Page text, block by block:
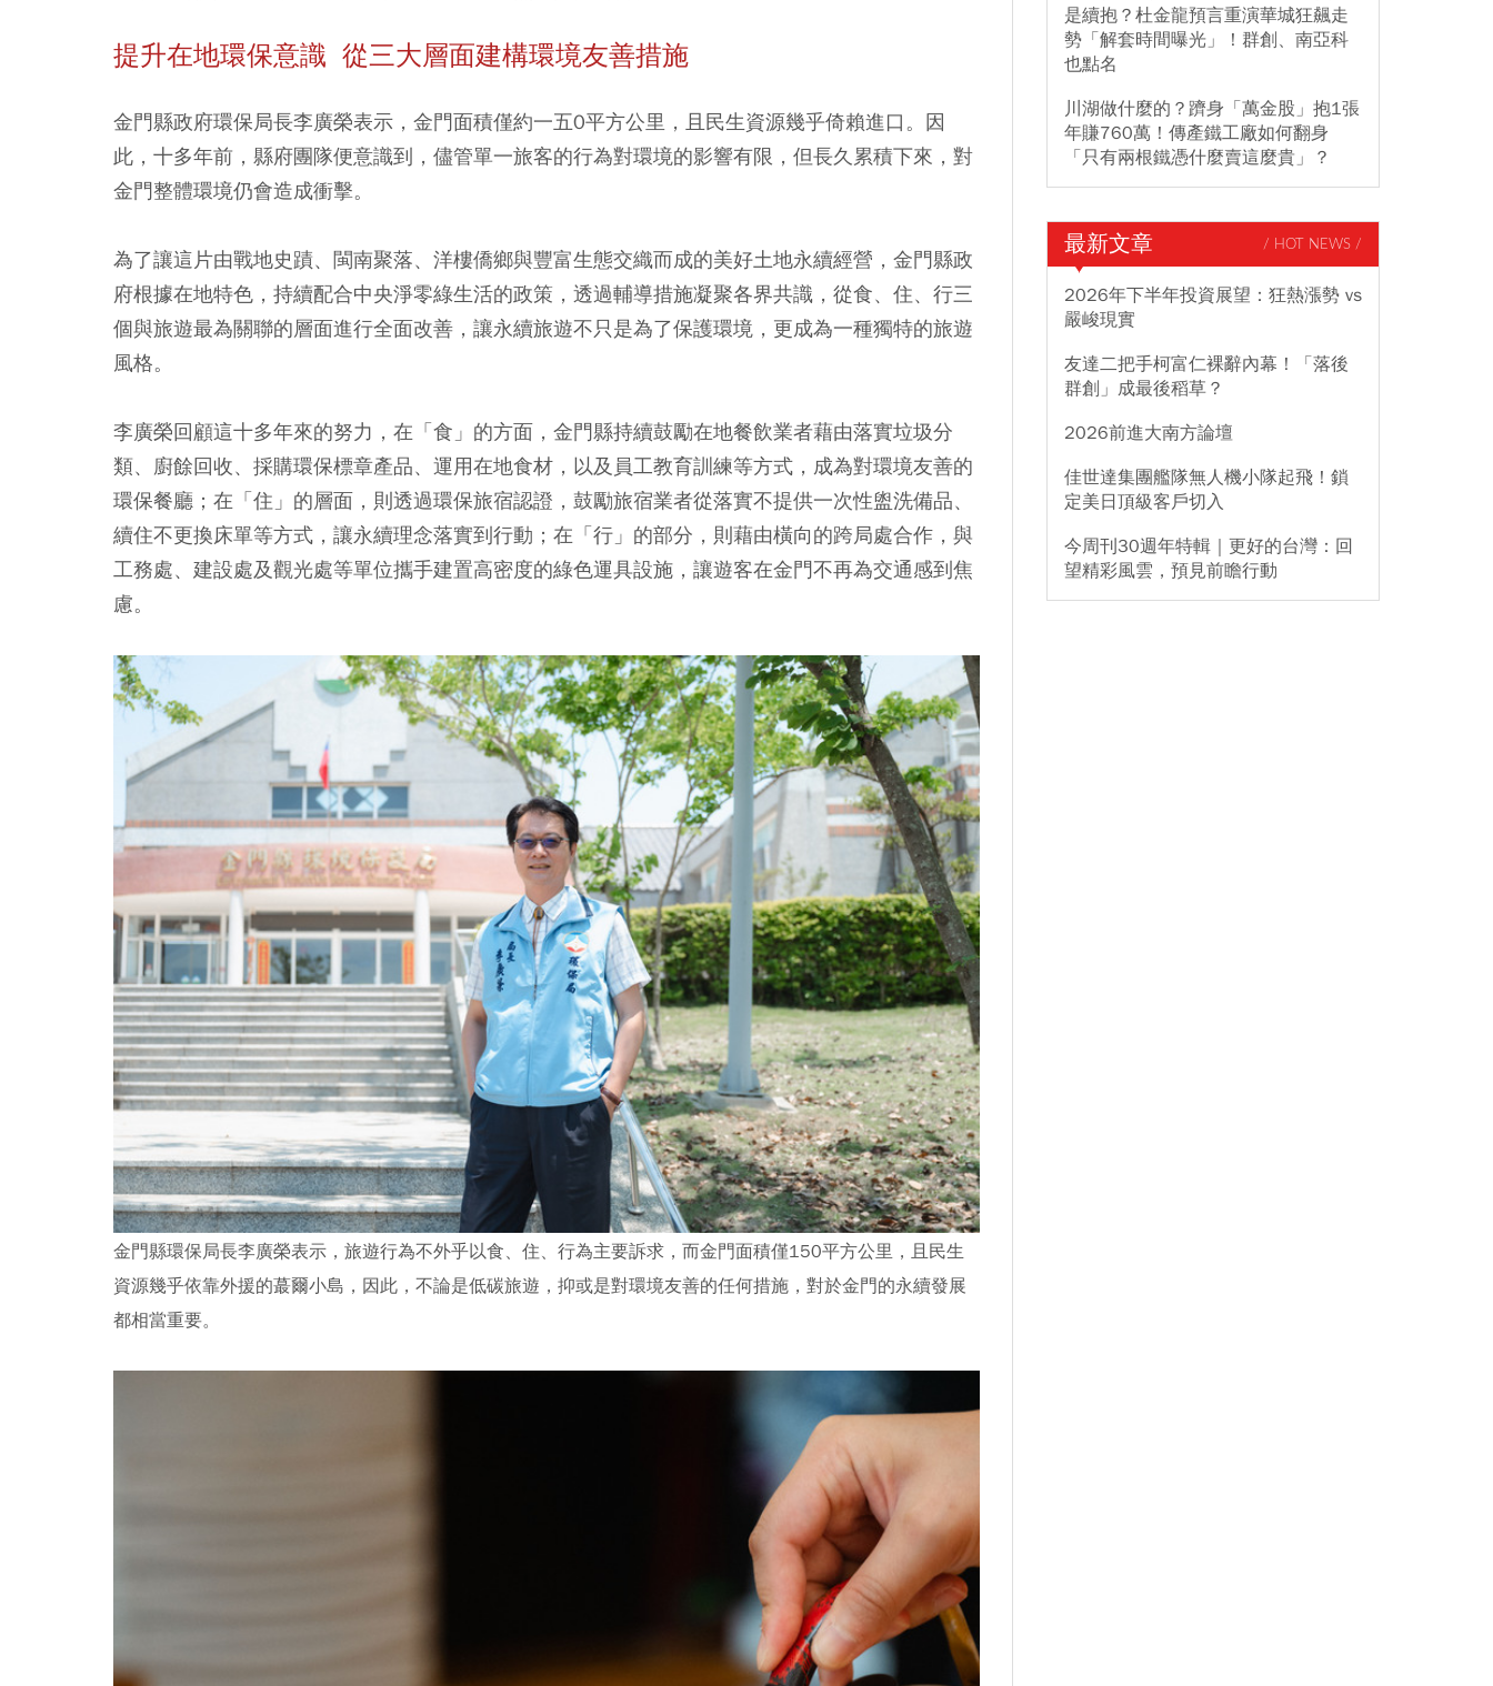
提升在地環保意識 從三大層面建構環境友善措施
金門縣政府環保局長李廣榮表示，金門面積僅約一五0平方公里，且民生資源幾乎倚賴進口。因
此，十多年前，縣府團隊便意識到，儘管單一旅客的行為對環境的影響有限，但長久累積下來，對
金門整體環境仍會造成衝擊。
為了讓這片由戰地史蹟、閩南聚落、洋樓僑鄉與豐富生態交織而成的美好土地永續經營，金門縣政
府根據在地特色，持續配合中央淨零綠生活的政策，透過輔導措施凝聚各界共識，從食、住、行三
個與旅遊最為關聯的層面進行全面改善，讓永續旅遊不只是為了保護環境，更成為一種獨特的旅遊
風格。
李廣榮回顧這十多年來的努力，在「食」的方面，金門縣持續鼓勵在地餐飲業者藉由落實垃圾分
類、廚餘回收、採購環保標章產品、運用在地食材，以及員工教育訓練等方式，成為對環境友善的
環保餐廳；在「住」的層面，則透過環保旅宿認證，鼓勵旅宿業者從落實不提供一次性盥洗備品、
續住不更換床單等方式，讓永續理念落實到行動；在「行」的部分，則藉由橫向的跨局處合作，與
工務處、建設處及觀光處等單位攜手建置高密度的綠色運具設施，讓遊客在金門不再為交通感到焦
慮。
金門縣環保局長李廣榮表示，旅遊行為不外乎以食、住、行為主要訴求，而金門面積僅150平方公里，且民生
資源幾乎依靠外援的蕞爾小島，因此，不論是低碳旅遊，抑或是對環境友善的任何措施，對於金門的永續發展
都相當重要。
是續抱？杜金龍預言重演華城狂飆走
勢「解套時間曝光」！群創、南亞科
也點名
川湖做什麼的？躋身「萬金股」抱1張
年賺760萬！傳產鐵工廠如何翻身
「只有兩根鐵憑什麼賣這麼貴」？
最新文章 / HOT NEWS /
2026年下半年投資展望：狂熱漲勢 vs
嚴峻現實
友達二把手柯富仁裸辭內幕！「落後
群創」成最後稻草？
2026前進大南方論壇
佳世達集團艦隊無人機小隊起飛！鎖
定美日頂級客戶切入
今周刊30週年特輯｜更好的台灣：回
望精彩風雲，預見前瞻行動